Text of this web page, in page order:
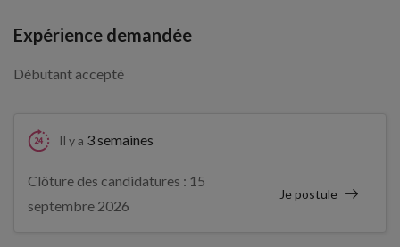
Expérience demandée
Débutant accepté
Il y a 3 semaines
Clôture des candidatures : 15
septembre 2026
Je postule